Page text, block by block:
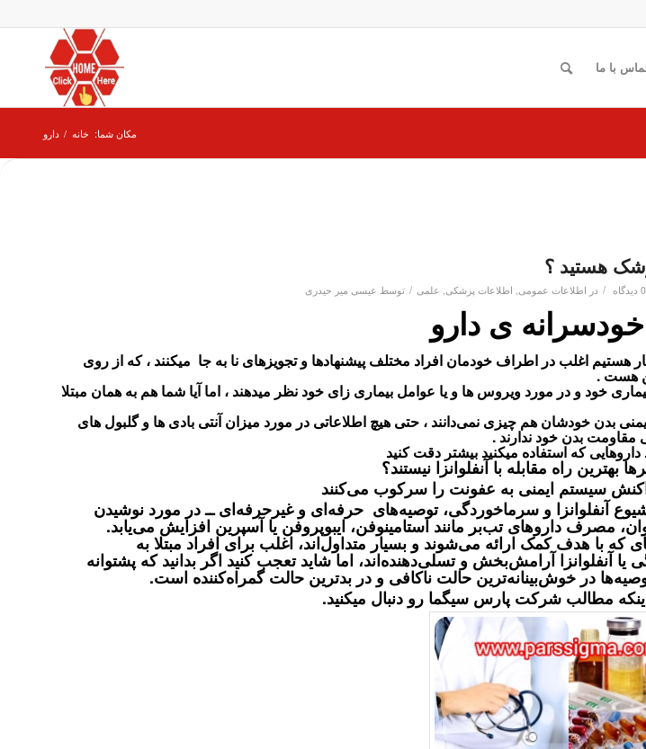
با ما
مکان شما: خانه / دارو
هستید ؟
0 دیدگاه / در اطلاعات عمومی, اطلاعات پزشکی, علمی / توسط عیسی میر حیدری
ی دارو
هستیم اغلب در اطراف خودمان افراد مختلف پیشنهادها و تجویزهای نا به جا میکنند ، که از روی
هست .
خود و در مورد ویروس ها و یا عوامل بیماری زای خود نظر میدهند ، اما آیا شما هم به همان مبتلا
بدن خودشان هم چیزی نمی‌دانند ، حتی هیچ اطلاعاتی در مورد میزان آنتی بادی ها و گلبول های
مقاومت بدن خود ندارند .
که استفاده میکنید بیشتر دقت کنید
بهترین راه مقابله با آنفلوانزا نیستند؟
سیستم ایمنی به عفونت را سرکوب می‌کنند
آنفلوانزا و سرماخوردگی، توصیه‌ها‌ی حرفه‌ای و غیرحرفه‌‌ای‌ ــ در مورد نوشیدن
مصرف داروهای تب‌بر مانند استامینوفن، ایبوپروفن یا آسپرین افزایش می‌یابد.
که با هدف کمک ارائه می‌شوند و بسیار متداول‌اند، اغلب برای افراد مبتلا به
آنفلوانزا آرامش‌بخش و تسلی‌دهنده‌اند، اما شاید تعجب کنید اگر بدانید که پشتوانه
در خوش‌بینانه‌ترین حالت ناکافی و در بدترین حالت گمراه‌کننده است.
اینکه مطالب شرکتپارس سیگما رو دنبال میکنید.